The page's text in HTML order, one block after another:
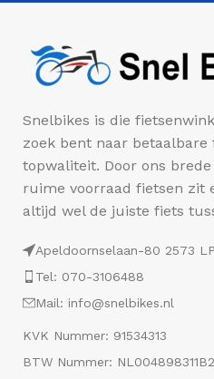
Snelbikes is die
zoek bent naar betaalbare
topwaliteit. Door ons
ruime voorraad fietsen zit
altijd wel de juiste fiets
Apeldoornselaan-80 2573
Tel: 070-3106488
Mail: info@snelbikes.nl
KVK Nummer: 91534313
BTW Nummer: